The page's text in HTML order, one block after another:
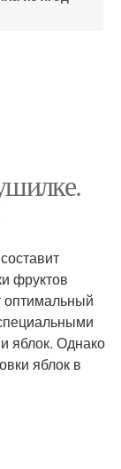
фруктов
оптимальный
яблок. Однако
яблок в